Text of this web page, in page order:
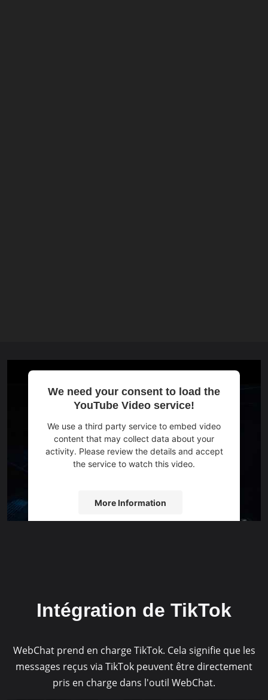
We need your consent to load the
YouTube Video service!
We use a third party service to embed video
content that may collect data about your
activity. Please review the details and accept
the service to watch this video.
More Information
Intégration de TikTok
WebChat prend en charge TikTok. Cela signifie que les
messages reçus via TikTok peuvent être directement
pris en charge dans l'outil WebChat.